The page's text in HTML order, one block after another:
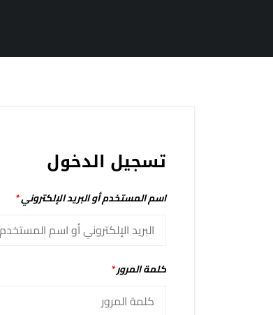
تسجيل الدخول
اسم المستخدم أو البريد الإلكتروني*
كلمة المرور*